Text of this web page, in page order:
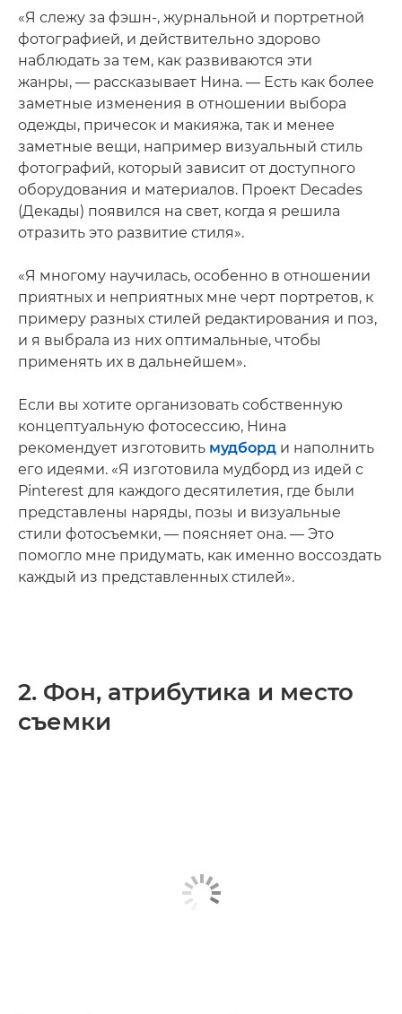
«Я слежу за фэшн-, журнальной и портретной
фотографией, и действительно здорово
наблюдать за тем, как развиваются эти
жанры, — рассказывает Нина. — Есть как более
заметные изменения в отношении выбора
одежды, причесок и макияжа, так и менее
заметные вещи, например визуальный стиль
фотографий, который зависит от доступного
оборудования и материалов. Проект Decades
(Декады) появился на свет, когда я решила
отразить это развитие стиля».
«Я многому научилась, особенно в отношении
приятных и неприятных мне черт портретов, к
примеру разных стилей редактирования и поз,
и я выбрала из них оптимальные, чтобы
применять их в дальнейшем».
Если вы хотите организовать собственную
концептуальную фотосессию, Нина
рекомендует изготовить мудборд и наполнить
его идеями. «Я изготовила мудборд из идей с
Pinterest для каждого десятилетия, где были
представлены наряды, позы и визуальные
стили фотосъемки, — поясняет она. — Это
помогло мне придумать, как именно воссоздать
каждый из представленных стилей».
2. Фон, атрибутика и место
съемки